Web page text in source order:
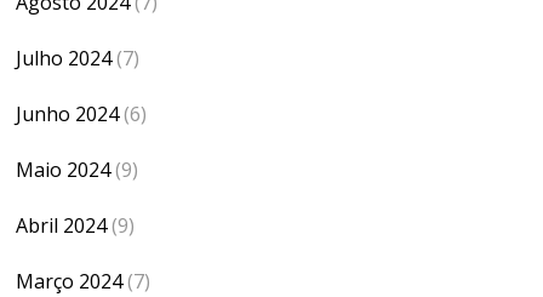
Julho 2024(7)
Junho 2024(6)
Maio 2024(9)
Abril 2024(9)
Março 2024(7)